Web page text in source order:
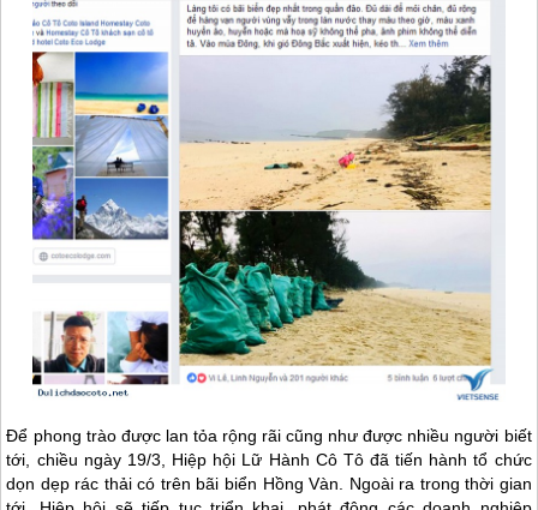
Để phong trào được lan tỏa rộng rãi cũng như được nhiều người biết
tới, chiều ngày 19/3, Hiệp hội Lữ Hành Cô Tôđã tiến hành tổ chức
dọn dẹp rác thải có trên bãi biển Hồng Vàn. Ngoài ra trong thời gian